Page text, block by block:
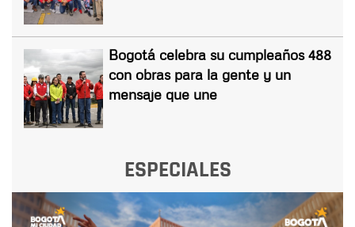
Bogotá celebra su cumpleaños 488
con obras para la gente y un
mensaje que une
ESPECIALES